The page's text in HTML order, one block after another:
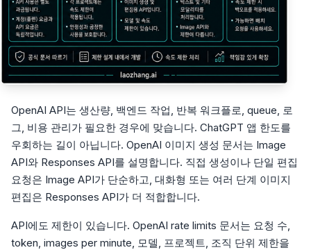
OpenAI API는 생산량, 백엔드 작업, 반복 워크플로, queue, 로
그, 비용 관리가 필요한 경우에 맞습니다. ChatGPT 앱 한도를
우회하는 길이 아닙니다. OpenAI 이미지 생성 문서는 Image
API와 Responses API를 설명합니다. 직접 생성이나 단일 편집
요청은 Image API가 단순하고, 대화형 또는 여러 단계 이미지
편집은 Responses API가 더 적합합니다.
API에도 제한이 있습니다. OpenAI rate limits 문서는 요청 수,
token, images per minute, 모델, 프로젝트, 조직 단위 제한을